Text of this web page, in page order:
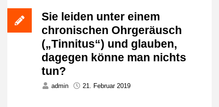
Sie leiden unter einem
chronischen Ohrgeräusch
(„Tinnitus“) und glauben,
dagegen könne man nichts
tun?
admin 21. Februar 2019